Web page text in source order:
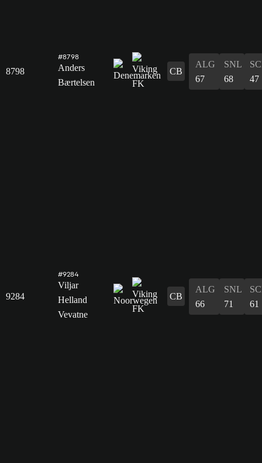
8798
#8798
Anders
Bærtelsen
CB
ALG
67
SNL
68
47
9284
#9284
Viljar
Helland
Vevatne
CB
ALG
66
SNL
71
61